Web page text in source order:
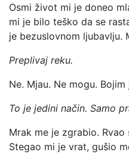
Osmi život mi je doneo
mi je bilo teško da se
je bezuslovnom ljubavlju.
Preplivaj reku.
Ne. Mjau. Ne mogu.
To je jedini način. Samo
Mrak me je zgrabio. Rvao
Stegao mi je vrat, gušio